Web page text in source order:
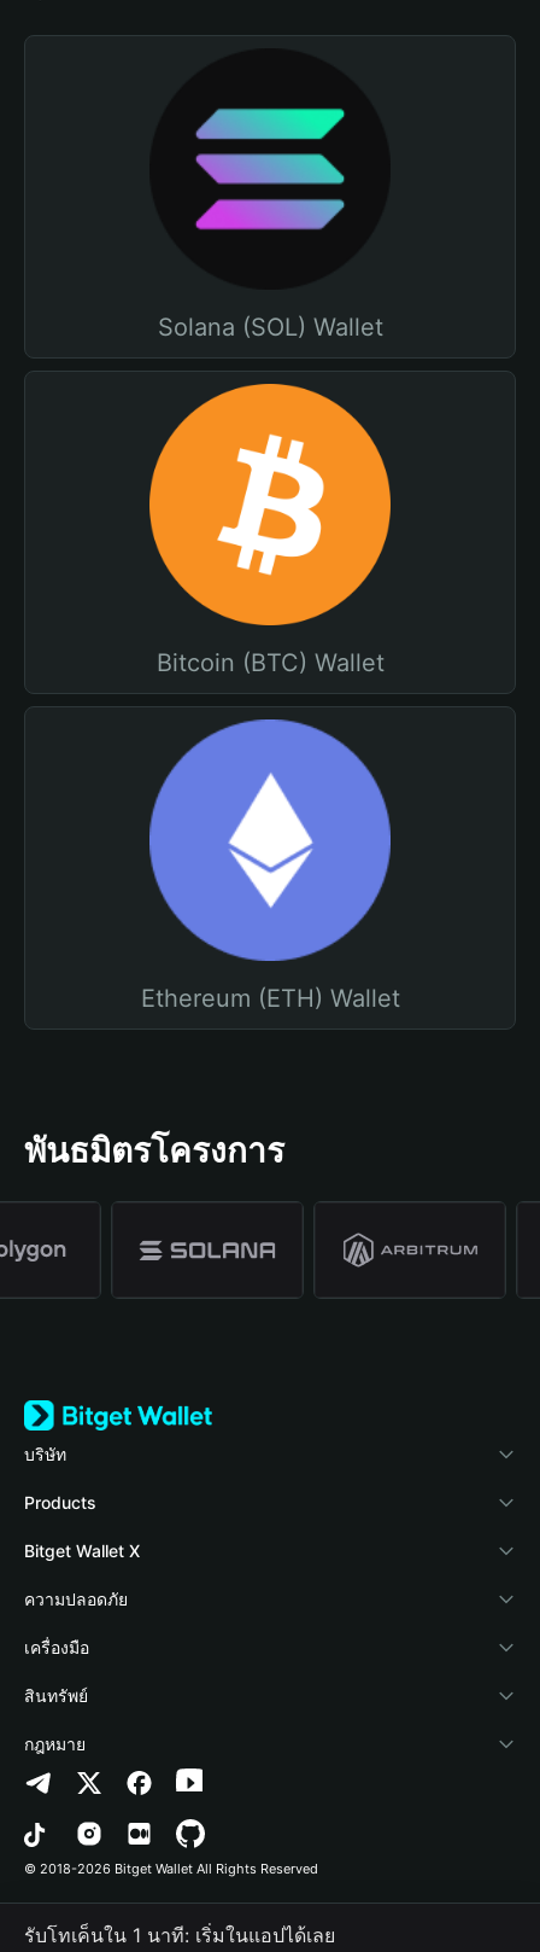
Solana (SOL) Wallet
Bitcoin (BTC) Wallet
Ethereum (ETH) Wallet
พันธมิตรโครงการ
บริษัท
เกี่ยวกับ Bitget Wallet
Blog
Academy
ข่าวสารด้านคริปโต
ศูนย์ช่วยเหลือ
ติดต่อเรา
ทรัพยากรข้อมูลของแบรนด์
อาชีพ
Products
Crypto Card
Stablecoin Earn
Payfi Crypto
Crypto Swap API
Altcoin Season Index
Prediction Markets
DApp
RWA
Bitget Wallet X
นักพัฒนา
เชื่อมต่อ Wallet
Bitget Wallet Pay
ลิสต์โปรเจกต์
ความปลอดภัย
Protection Fund
เทคโนโลยีความปลอดภัย
เครื่องมือ
ซื้อคริปโต
การตรวจจับการอนุญาต
การตรวจจับสัญญา
การโอนเป็นชุด
สินทรัพย์
Arbitrum
Avalanche
Bitcoin
Polygon
กฎหมาย
นโยบายความเป็นส่วนตัว
ข้อตกลงในการใช้บริการ
© 2018-2026 Bitget Wallet All Rights Reserved
รับโทเค็นใน 1 นาที: เริ่มในแอปได้เลย